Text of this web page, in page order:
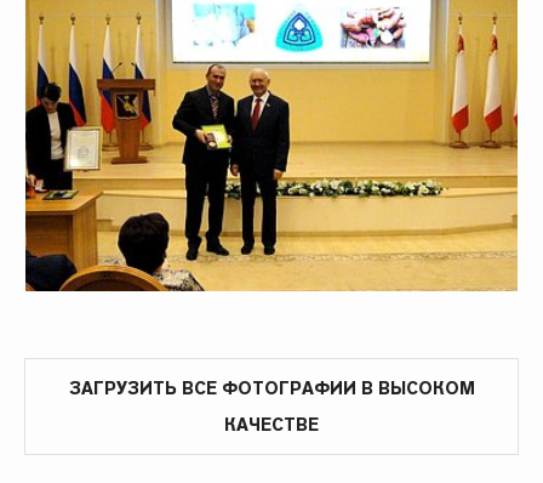
ЗАГРУЗИТЬ ВСЕ ФОТОГРАФИИ В ВЫСОКОМ
КАЧЕСТВЕ